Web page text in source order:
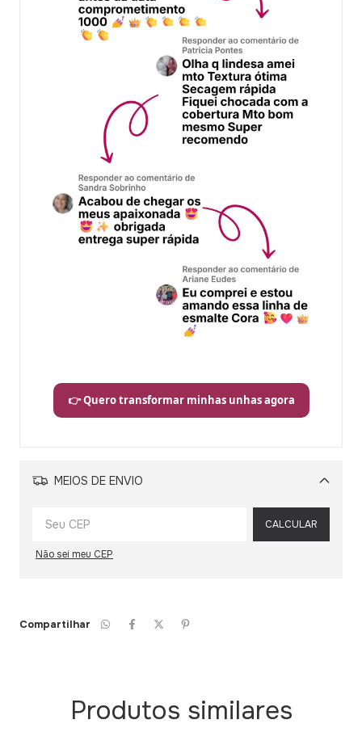
👉 Quero transformar minhas unhas agora
MEIOS DE ENVIO
Alterar CEP
CALCULAR
Não sei meu CEP
Compartilhar
Produtos similares